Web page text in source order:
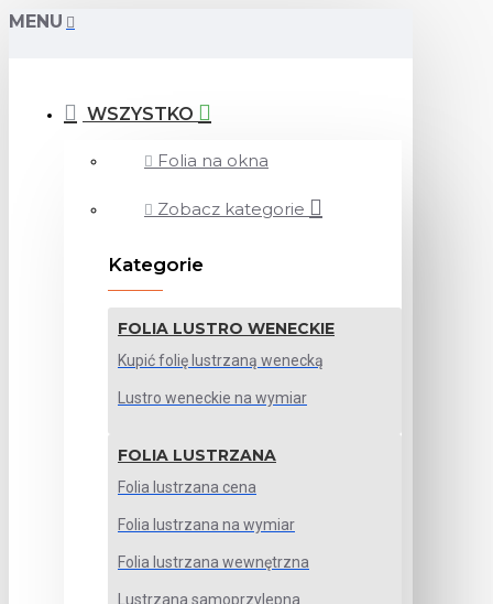
MENU
WSZYSTKO
Folia na okna
Zobacz kategorie
Kategorie
FOLIA LUSTRO WENECKIE
Kupić folię lustrzaną wenecką
Lustro weneckie na wymiar
FOLIA LUSTRZANA
Folia lustrzana cena
Folia lustrzana na wymiar
Folia lustrzana wewnętrzna
Lustrzana samoprzylepna